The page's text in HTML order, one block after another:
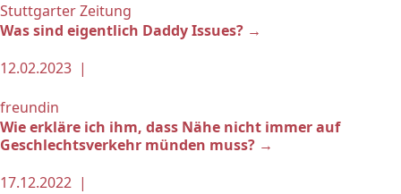
Stuttgarter Zeitung
Was sind eigentlich Daddy Issues? →
12.02.2023 |
freundin
Wie erkläre ich ihm, dass Nähe nicht immer auf
Geschlechtsverkehr münden muss? →
17.12.2022 |